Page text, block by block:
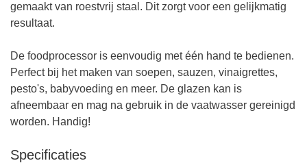
gemaakt van roestvrij staal. Dit zorgt voor een gelijkmatig
resultaat.
De foodprocessor is eenvoudig met één hand te bedienen.
Perfect bij het maken van soepen, sauzen, vinaigrettes,
pesto's, babyvoeding en meer. De glazen kan is
afneembaar en mag na gebruik in de vaatwasser gereinigd
worden. Handig!
Specificaties